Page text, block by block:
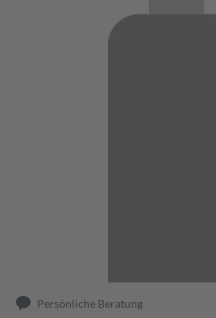
Persönliche Beratung